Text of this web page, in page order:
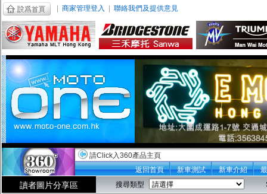
商家管理登入 聯絡我們及提供意見
請Click入360產品主頁
返回首頁
新車測試 新車介紹
讀者圖片分享區 搜尋類型